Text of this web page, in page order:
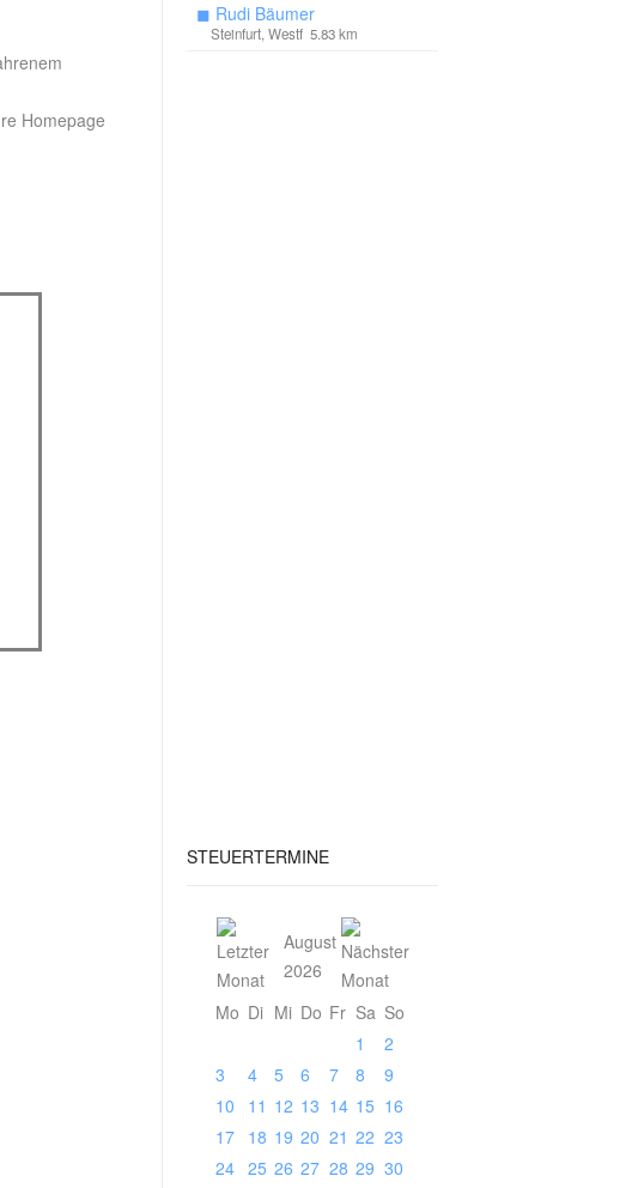
Homepage
◼ Rudi Bäumer
Steinfurt, Westf 5.83 km
STEUERTERMINE
August
2026
Mo Di Mi Do Fr Sa So
1
2
3
4 5 6 7 8
9
10
11 12 13 14 15 16
17
18 19 20 21 22 23
24 25 26 27 28 29 30